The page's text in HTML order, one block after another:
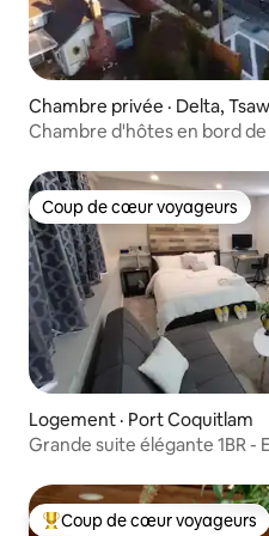
Chambre privée · Delta,
ay
Chambre d'hôtes en bord
Coup de cœur voyageurs
Coup de cœur voyageurs
Logement · Port Coquitlam
Grande suite élégante 1BR -
Coup de cœur voyageurs
Coup de cœur voyageurs